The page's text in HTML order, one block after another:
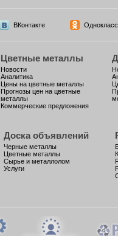
ВКонтакте
Цветные металлы
Новости
Аналитика
Цены на цветные металлы
Прогнозы цен на цветные
металлы
Коммерческие предложения
Доска объявлений
Черные металлы
Цветные металлы
Сырье и металлолом
Услуги